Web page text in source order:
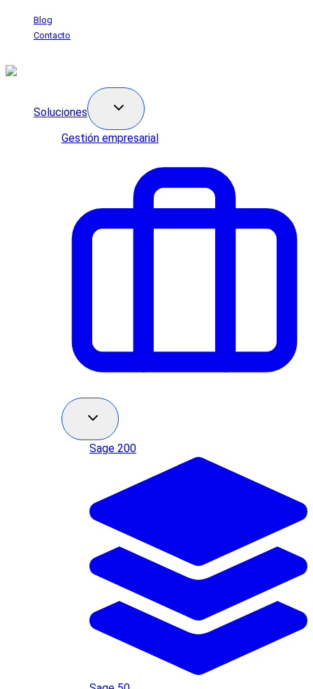
SaltarBlog
Contacto
Soluciones
Gestión empresarial
Sage 200